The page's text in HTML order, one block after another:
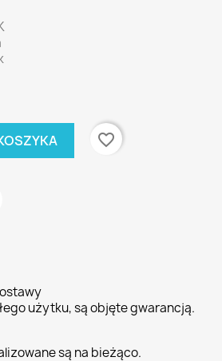
favorite_border
użytku, są objęte gwarancją.
są na bieżąco.